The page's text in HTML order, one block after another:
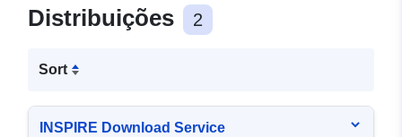
Distribuições 2
Sort
INSPIRE Download Service